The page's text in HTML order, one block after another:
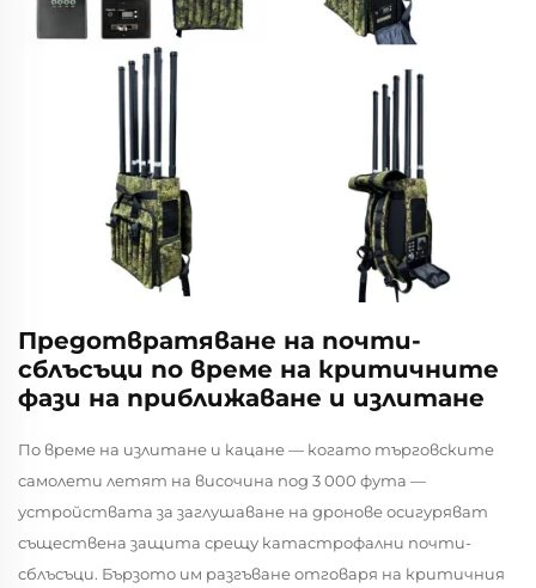
Предотвратяване на почти-
сблъсъци по време на критичните
фази на приближаване и излитане
По време на излитане и кацане — когато търговските
самолети летят на височина под 3 000 фута —
устройствата за заглушаване на дронове осигуряват
съществена защита срещу катастрофални почти-
сблъсъци. Бързото им разгъване отговаря на критичния